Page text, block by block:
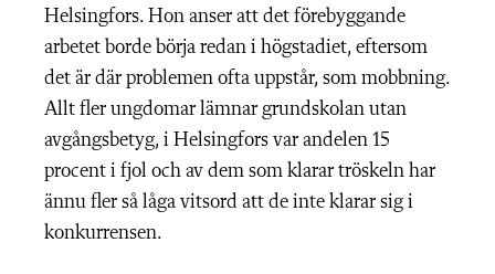
Helsingfors. Hon anser att det förebyggande
arbetet borde börja redan i högstadiet, eftersom
det är där problemen ofta uppstår, som mobbning.
Allt fler ungdomar lämnar grundskolan utan
avgångsbetyg, i Helsingfors var andelen 15
procent i fjol och av dem som klarar tröskeln har
ännu fler så låga vitsord att de inte klarar sig i
konkurrensen.